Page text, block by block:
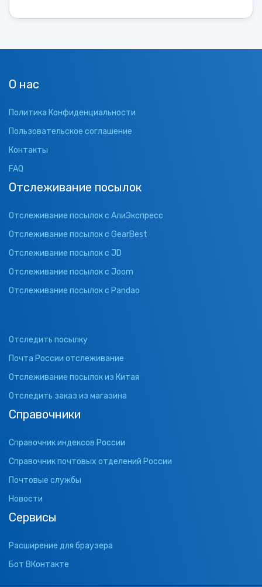
О нас
Политика Конфиденциальности
Пользовательское соглашение
Контакты
FAQ
Отслеживание посылок
Отслеживание посылок с АлиЭкспресс
Отслеживание посылок с GearBest
Отслеживание посылок с JD
Отслеживание посылок с Joom
Отслеживание посылок с Pandao
Отследить посылку
Почта России отслеживание
Отслеживание посылок из Китая
Отследить заказ из магазина
Справочники
Справочник индексов России
Справочник почтовых отделений России
Почтовые службы
Новости
Сервисы
Расширение для браузера
Бот ВКонтакте